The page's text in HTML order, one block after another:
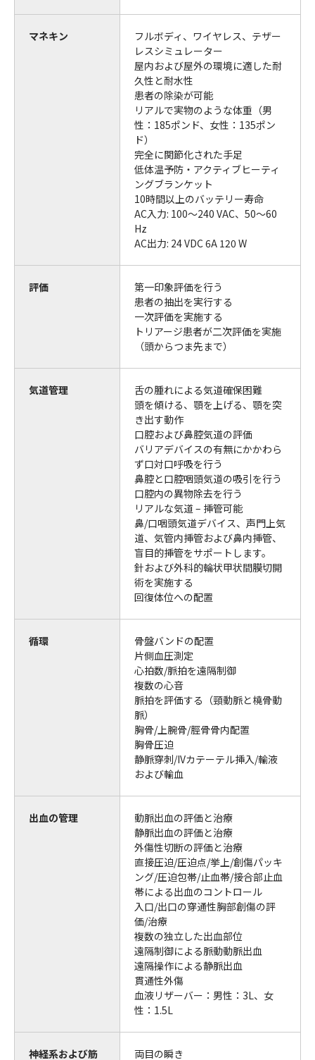
マネキン
フルボディ、ワイヤレス、テザー
レスシミュレーター
屋内および屋外の環境に適した耐
久性と耐水性
患者の除染が可能
リアルで実物のような体重（男
性：185ポンド、女性：135ポン
ド）
完全に関節化された手足
低体温予防・アクティブヒーティ
ングブランケット
10時間以上のバッテリー寿命
AC入力: 100～240 VAC、50～60
Hz
AC出力: 24 VDC 6A 120 W
評価
第一印象評価を行う
患者の抽出を実行する
一次評価を実施する
トリアージ患者が二次評価を実施
（頭からつま先まで）
気道管理
舌の腫れによる気道確保困難
頭を傾ける、顎を上げる、顎を突
き出す動作
口腔および鼻腔気道の評価
バリアデバイスの有無にかかわら
ず口対口呼吸を行う
鼻腔と口腔咽頭気道の吸引を行う
口腔内の異物除去を行う
リアルな気道 – 挿管可能
鼻/口咽頭気道デバイス、声門上気
道、気管内挿管および鼻内挿管、
盲目的挿管をサポートします。
針および外科的輪状甲状間膜切開
術を実施する
回復体位への配置
循環
骨盤バンドの配置
片側血圧測定
心拍数/脈拍を遠隔制御
複数の心音
脈拍を評価する（頸動脈と橈骨動
脈）
胸骨/上腕骨/脛骨骨内配置
胸骨圧迫
静脈穿刺/IVカテーテル挿入/輸液
および輸血
出血の管理
動脈出血の評価と治療
静脈出血の評価と治療
外傷性切断の評価と治療
直接圧迫/圧迫点/挙上/創傷パッキ
ング/圧迫包帯/止血帯/接合部止血
帯による出血のコントロール
入口/出口の穿通性胸部創傷の評
価/治療
複数の独立した出血部位
遠隔制御による脈動動脈出血
遠隔操作による静脈出血
貫通性外傷
血液リザーバー：男性：3L、女
性：1.5L
神経系および筋 両目の瞬き